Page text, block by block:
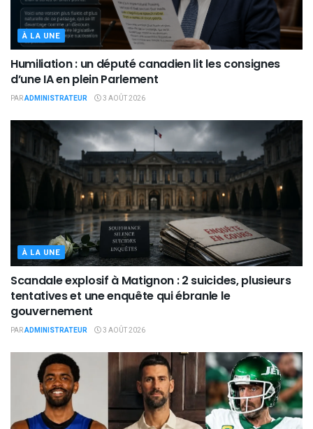
À LA UNE
Humiliation : un député canadien lit les consignes
d’une IA en plein Parlement
PARADMINISTRATEUR 3 AOÛT 2026
À LA UNE
Scandale explosif à Matignon : 2 suicides, plusieurs
tentatives et une enquête qui ébranle le
gouvernement
PARADMINISTRATEUR 3 AOÛT 2026